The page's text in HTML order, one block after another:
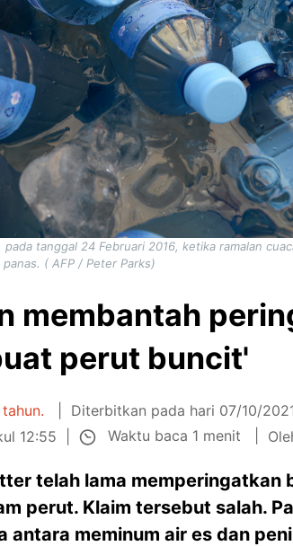
tanggal 24 Februari 2016, ketika ramalan
panas. ( AFP / Peter Parks)
membantah
perut buncit'
Diterbitkan pada hari 07/10/
12:55
Waktu baca 1 menit
telah lama memperingatkan
perut. Klaim tersebut salah.
meminum air es dan